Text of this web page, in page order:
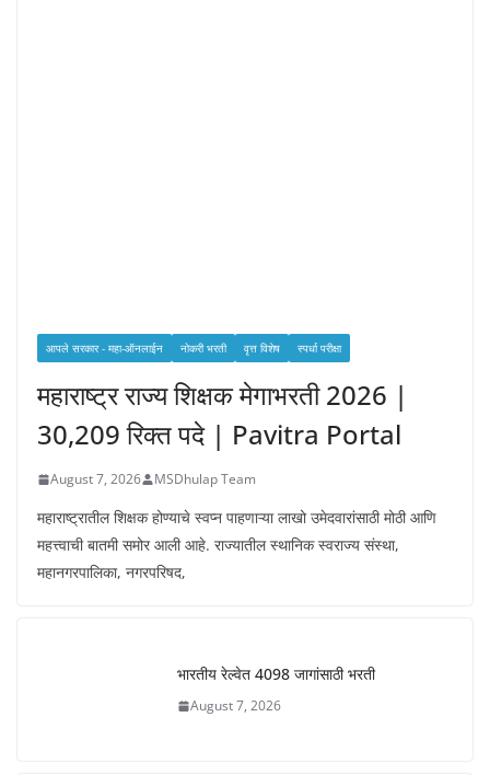
आपले सरकार - महा-ऑनलाईन नोकरी भरती वृत्त विशेष स्पर्धा परीक्षा
महाराष्ट्र राज्य शिक्षक मेगाभरती 2026 |
30,209 रिक्त पदे | Pavitra Portal
August 7, 2026 MSDhulap Team
महाराष्ट्रातील शिक्षक होण्याचे स्वप्न पाहणाऱ्या लाखो उमेदवारांसाठी मोठी आणि
महत्त्वाची बातमी समोर आली आहे. राज्यातील स्थानिक स्वराज्य संस्था,
महानगरपालिका, नगरपरिषद,
भारतीय रेल्वेत 4098 जागांसाठी भरती
August 7, 2026